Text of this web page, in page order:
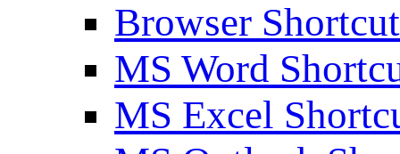
Browser
MS Word
MS Excel